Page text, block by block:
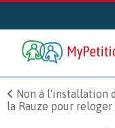
Non à l'installation
la Rauze pour